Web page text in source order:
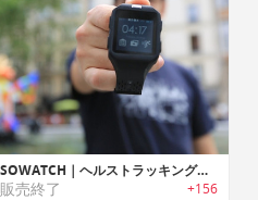
SOWATCH｜ヘルストラッキング機能搭載スマートウォッチ「ソーウォッチ 」
販売終了 +156